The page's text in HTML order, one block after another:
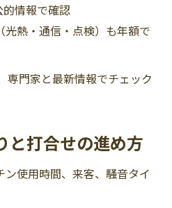
情報で確認
光熱・通信・点検）も年額で
専門家と最新情報でチェック
と打合せの進め方
ン使用時間、来客、騒音タイ